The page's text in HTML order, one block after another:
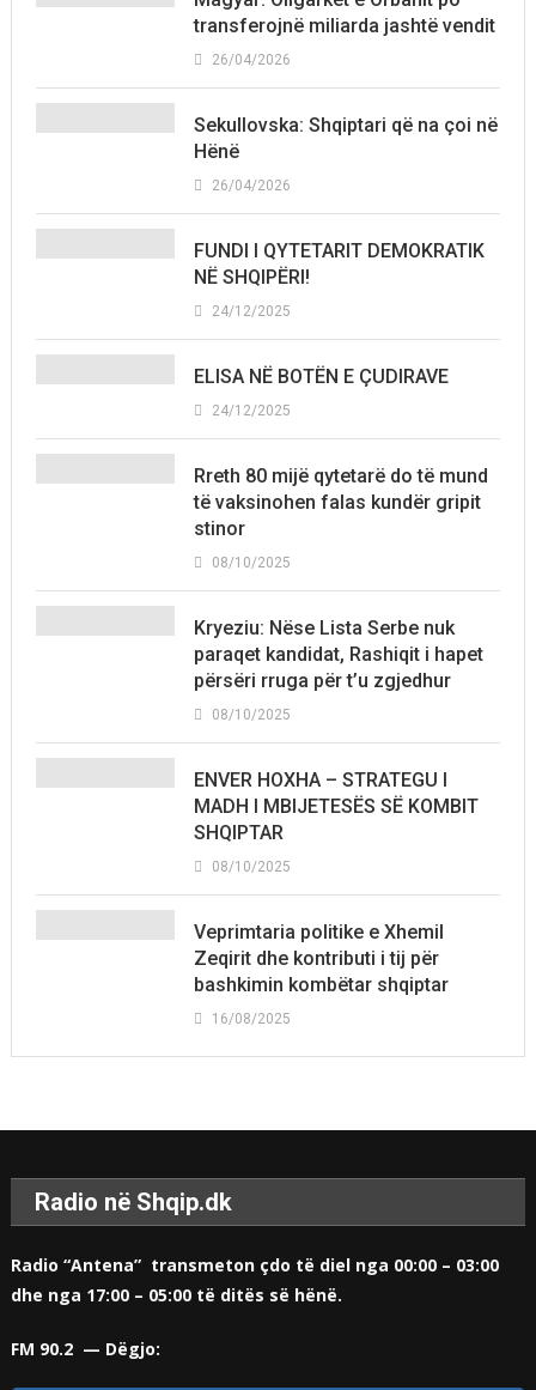
transferojnë miliarda jashtë vendit
26/04/2026
Sekullovska: Shqiptari që na çoi në
Hënë
26/04/2026
FUNDI I QYTETARIT DEMOKRATIK
NË SHQIPËRI!
24/12/2025
ELISA NË BOTËN E ÇUDIRAVE
24/12/2025
Rreth 80 mijë qytetarë do të mund
të vaksinohen falas kundër gripit
stinor
08/10/2025
Kryeziu: Nëse Lista Serbe nuk
paraqet kandidat, Rashiqit i hapet
përsëri rruga për t’u zgjedhur
08/10/2025
ENVER HOXHA – STRATEGU I
MADH I MBIJETESËS SË KOMBIT
SHQIPTAR
08/10/2025
Veprimtaria politike e Xhemil
Zeqirit dhe kontributi i tij për
bashkimin kombëtar shqiptar
16/08/2025
Radio në Shqip.dk
Radio “Antena” transmeton çdo të diel nga 00:00 – 03:00
dhe nga 17:00 – 05:00 të ditës së hënë.
FM 90.2 — Dëgjo: